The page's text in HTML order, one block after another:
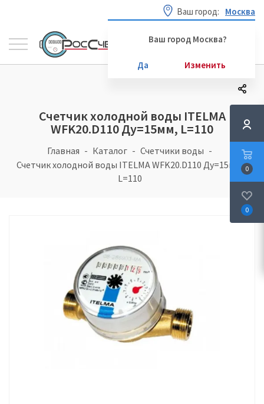
Ваш город: Москва
Ваш город Москва?
Да Изменить
Счетчик холодной воды ITELMA
WFK20.D110 Ду=15мм, L=110
Главная Каталог
Счетчики воды
Счетчик холодной воды ITELMA WFK20.D110 Ду=15мм,
L=110
0
0